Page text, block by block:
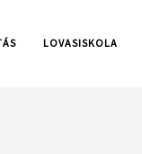
LOVASISKOLA